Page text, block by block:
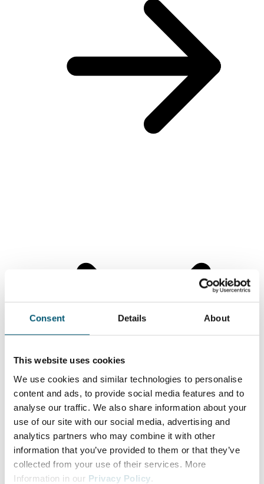
Consent Details About
This website uses cookies
We use cookies and similar technologies to personalise
content and ads, to provide social media features and to
analyse our traffic. We also share information about your
use of our site with our social media, advertising and
analytics partners who may combine it with other
information that you’ve provided to them or that they’ve
collected from your use of their services. More
Information in our Privacy Policy
投资者服务
初创企业在欧洲的顶级区位
北威州的外资企业
Business Guide to North Rhine-Westphalia